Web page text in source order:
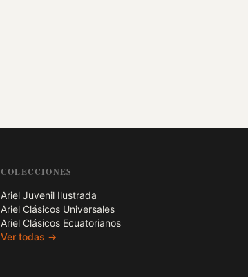
COLECCIONES
Ariel Juvenil Ilustrada
Ariel Clásicos Universales
Ariel Clásicos Ecuatorianos
Ver todas →